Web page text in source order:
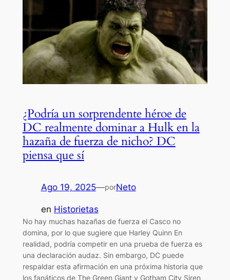
¿Podría un sorprendente héroe de
DC realmente dominar a Hulk en la
hazaña de fuerza de nicho? DC
piensa que sí
Ago 19, 2025—porNeto
en Historietas
No hay muchas hazañas de fuerza el Casco no
domina, por lo que sugiere que Harley Quinn En
realidad, podría competir en una prueba de fuerza es
una declaración audaz. Sin embargo, DC puede
respaldar esta afirmación en una próxima historia que
los fanáticos de The Green Giant y Gotham City Siren